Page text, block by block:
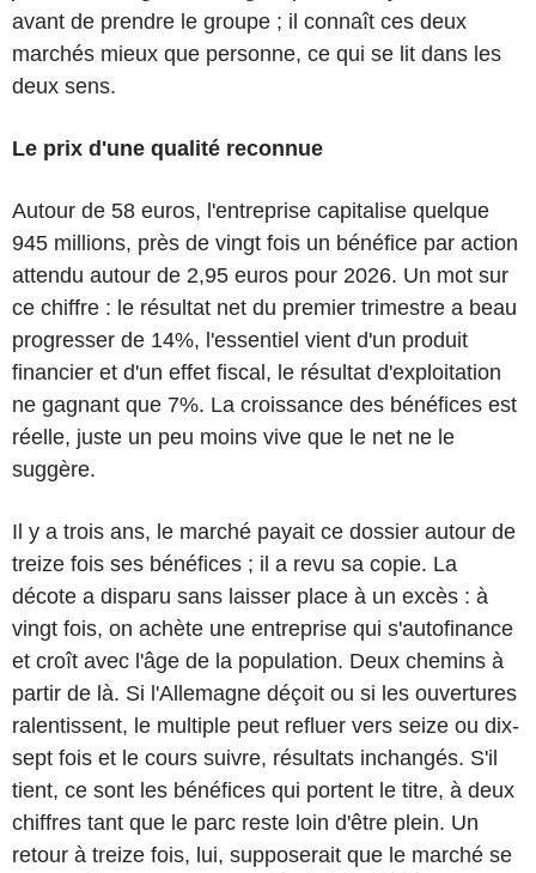
avant de prendre le groupe ; il connaît ces deux
marchés mieux que personne, ce qui se lit dans les
deux sens.
Le prix d'une qualité reconnue
Autour de 58 euros, l'entreprise capitalise quelque
945 millions, près de vingt fois un bénéfice par action
attendu autour de 2,95 euros pour 2026. Un mot sur
ce chiffre : le résultat net du premier trimestre a beau
progresser de 14%, l'essentiel vient d'un produit
financier et d'un effet fiscal, le résultat d'exploitation
ne gagnant que 7%. La croissance des bénéfices est
réelle, juste un peu moins vive que le net ne le
suggère.
Il y a trois ans, le marché payait ce dossier autour de
treize fois ses bénéfices ; il a revu sa copie. La
décote a disparu sans laisser place à un excès : à
vingt fois, on achète une entreprise qui s'autofinance
et croît avec l'âge de la population. Deux chemins à
partir de là. Si l'Allemagne déçoit ou si les ouvertures
ralentissent, le multiple peut refluer vers seize ou dix-
sept fois et le cours suivre, résultats inchangés. S'il
tient, ce sont les bénéfices qui portent le titre, à deux
chiffres tant que le parc reste loin d'être plein. Un
retour à treize fois, lui, supposerait que le marché se